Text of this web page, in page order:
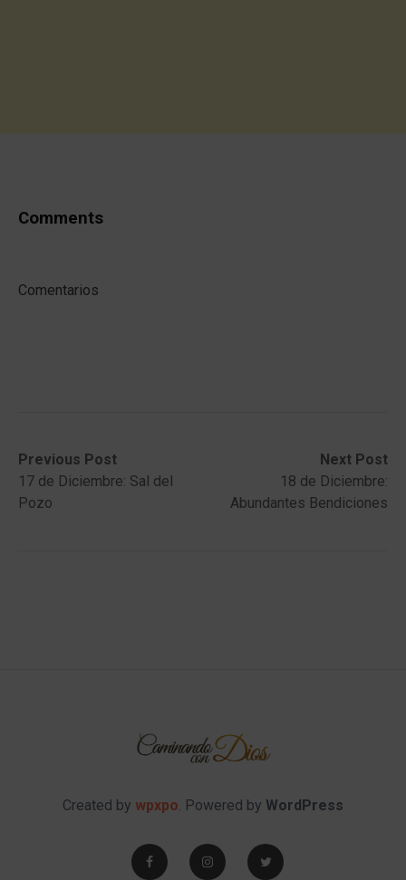
Comments
Comentarios
Post
navigation
Previous Post
Previous
post:17 de Diciembre: Sal del
Pozo
Next Post
Next
post:
18 de Diciembre:
Abundantes Bendiciones
Created by wpxpo. Powered by WordPress